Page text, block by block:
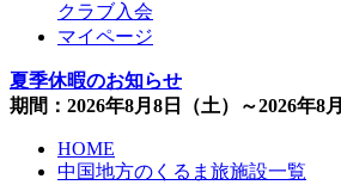
クラブ入会
マイページ
夏季休暇のお知らせ
期間：2026年8月8日（土）～2026年8
HOME
中国地方のくるま旅施設一覧